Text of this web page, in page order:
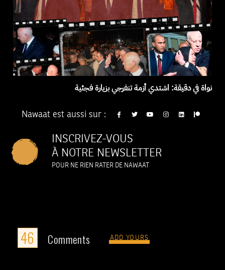
نواة في دقيقة: اشتدي أزمة تنفرجي بزيارة فجئية
Nawaat est aussi sur :
INSCRIVEZ-VOUS
À NOTRE NEWSLETTER
POUR NE RIEN RATER DE NAWAAT
46 Comments ADD YOURS